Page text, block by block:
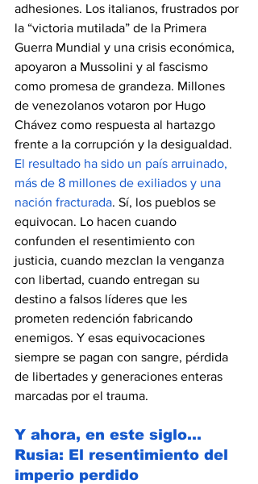
adhesiones. Los italianos, frustrados por
la “victoria mutilada” de la Primera
Guerra Mundial y una crisis económica,
apoyaron a Mussolini y al fascismo
como promesa de grandeza. Millones
de venezolanos votaron por Hugo
Chávez como respuesta al hartazgo
frente a la corrupción y la desigualdad.
El resultado ha sido un país arruinado,
más de 8 millones de exiliados y una
nación fracturada. Sí, los pueblos se
equivocan. Lo hacen cuando
confunden el resentimiento con
justicia, cuando mezclan la venganza
con libertad, cuando entregan su
destino a falsos líderes que les
prometen redención fabricando
enemigos. Y esas equivocaciones
siempre se pagan con sangre, pérdida
de libertades y generaciones enteras
marcadas por el trauma.
Y ahora, en este siglo…
Rusia: El resentimiento del
imperio perdido